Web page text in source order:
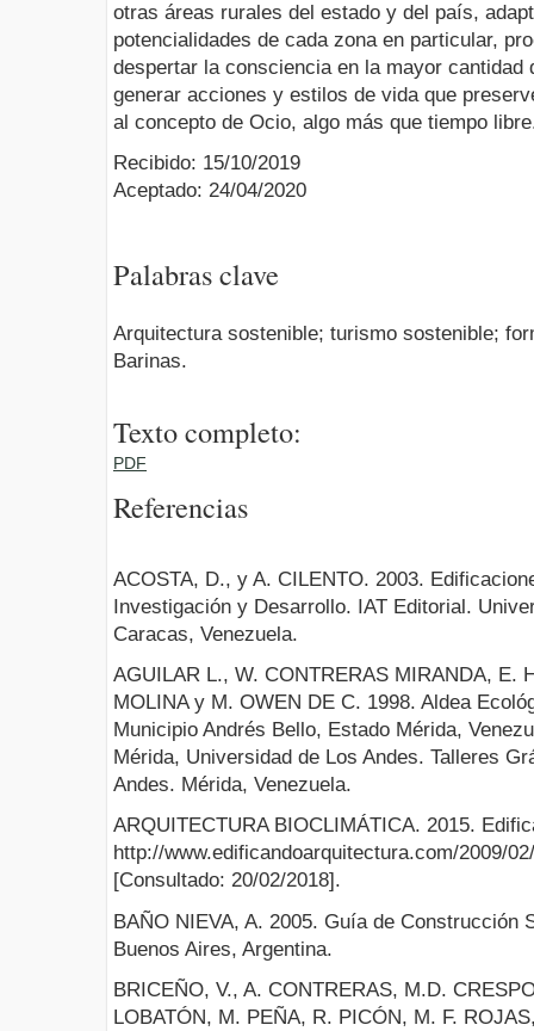
otras áreas rurales del estado y del país,
potencialidades de cada zona en particular,
despertar la consciencia en la mayor cantidad
generar acciones y estilos de vida que
al concepto de Ocio, algo más que tiempo
Recibido: 15/10/2019
Aceptado: 24/04/2020
Palabras clave
Arquitectura sostenible; turismo sostenible;
Barinas.
Texto completo:
PDF
Referencias
ACOSTA, D., y A. CILENTO. 2003.
Investigación y Desarrollo. IAT Editorial.
Caracas, Venezuela.
AGUILAR L., W. CONTRERAS MIRANDA, E.
MOLINA y M. OWEN DE C. 1998. Aldea
Municipio Andrés Bello, Estado Mérida,
Mérida, Universidad de Los Andes. Talleres
Andes. Mérida, Venezuela.
ARQUITECTURA BIOCLIMÁTICA. 2015.
http://www.edificandoarquitectura.com/2009/
[Consultado: 20/02/2018].
BAÑO NIEVA, A. 2005. Guía de Construcción
Buenos Aires, Argentina.
BRICEÑO, V., A. CONTRERAS, M.D.
LOBATÓN, M. PEÑA, R. PICÓN, M. F.